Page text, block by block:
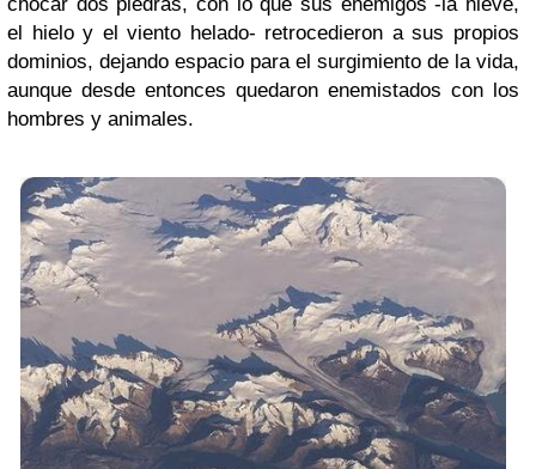
el hielo y el viento helado- retrocedieron a sus propios
dominios, dejando espacio para el surgimiento de la vida,
aunque desde entonces quedaron enemistados con los
hombres y animales.